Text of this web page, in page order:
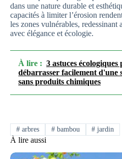
dans une nature durable et
capacités à limiter l’érosion
les zones vulnérables, redessinant
avec élégance et écologie.
À lire : 3 astuces écologiques
débarrasser facilement d'une
sans produits chimiques
#arbres #bambou # jardin
À lire aussi